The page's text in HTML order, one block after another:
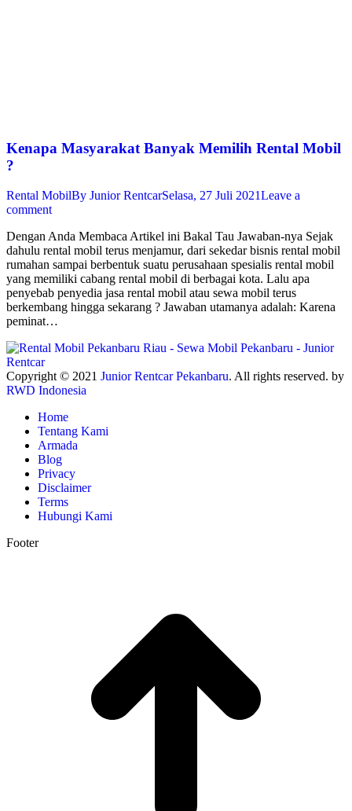
Kenapa Masyarakat Banyak Memilih Rental Mobil
?
Rental MobilBy Junior RentcarSelasa, 27 Juli 2021Leave a
comment
Dengan Anda Membaca Artikel ini Bakal Tau Jawaban-nya Sejak
dahulu rental mobil terus menjamur, dari sekedar bisnis rental mobil
rumahan sampai berbentuk suatu perusahaan spesialis rental mobil
yang memiliki cabang rental mobil di berbagai kota. Lalu apa
penyebab penyedia jasa rental mobil atau sewa mobil terus
berkembang hingga sekarang ? Jawaban utamanya adalah: Karena
peminat…
Copyright © 2021 Junior Rentcar Pekanbaru. All rights reserved. by
RWD Indonesia
Home
Tentang Kami
Armada
Blog
Privacy
Disclaimer
Terms
Hubungi Kami
Footer